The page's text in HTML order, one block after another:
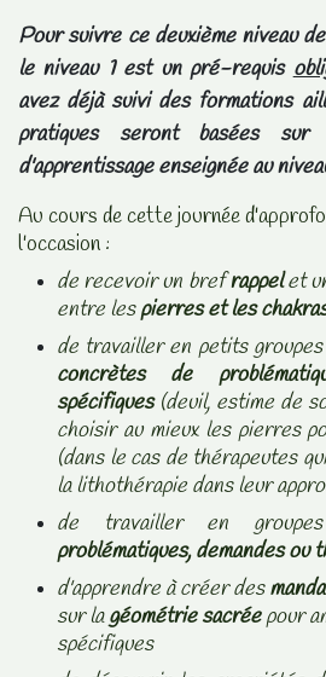
Pour suivre ce deuxième niveau
le niveau 1 est un pré-requis
avez déjà suivi des formations
pratiques seront basées sur
d'apprentissage enseignée au
Au cours de cette journée
l'occasion :
de recevoir un brefrappelet
entre lespierres et les
de travailler en petits
concrètes de
spécifiques(deuil, estime de
choisir au mieux les pierres
(dans le cas de thérapeutes
la lithothérapie dans leur
de travailler en
problématiques, demandes ou
d'apprendre à créer des
sur lagéométrie sacréepour
spécifiques